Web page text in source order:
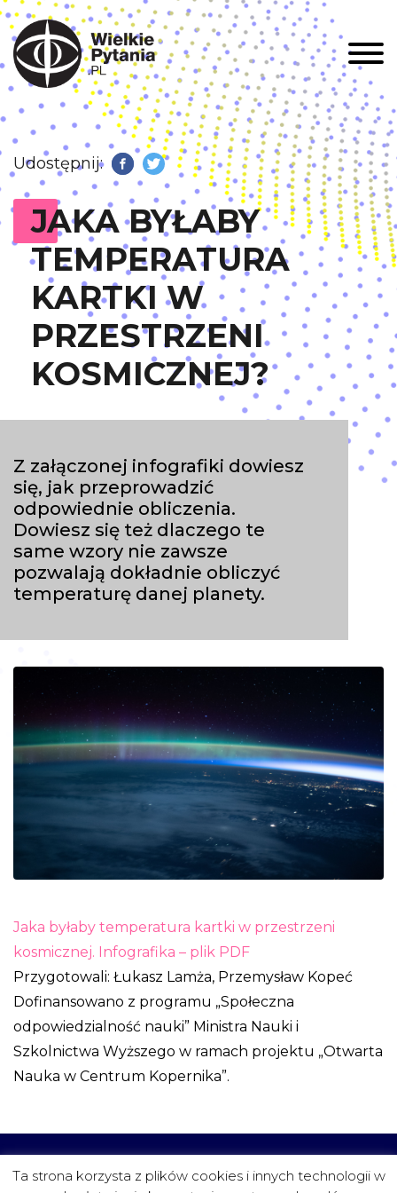
Udostępnij: Facebook
Twitter
JAKA BYŁABY
TEMPERATURA
KARTKI W
PRZESTRZENI
KOSMICZNEJ?
Z załączonej infografiki dowiesz
się, jak przeprowadzić
odpowiednie obliczenia.
Dowiesz się też dlaczego te
same wzory nie zawsze
pozwalają dokładnie obliczyć
temperaturę danej planety.
Jaka byłaby temperatura kartki w przestrzeni
kosmicznej. Infografika – plik PDF
Przygotowali: Łukasz Lamża, Przemysław Kopeć
Dofinansowano z programu „Społeczna
odpowiedzialność nauki” Ministra Nauki i
Szkolnictwa Wyższego w ramach projektu „Otwarta
Nauka w Centrum Kopernika”.
CZYTELNIA FUNDACJA PROJEKTY KONTAKT
Ta strona korzysta z plików cookies i innych technologii w